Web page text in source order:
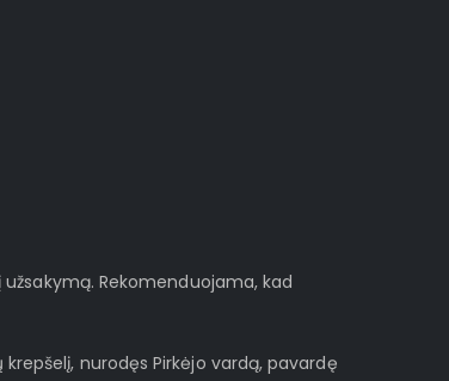
Rekomenduojama, kad
nurodęs Pirkėjo vardą, pavardę